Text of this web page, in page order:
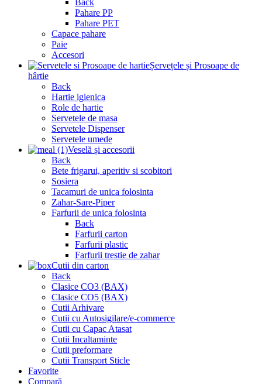
Back
Pahare PP
Pahare PET
Capace pahare
Paie
Accesori
Șervețele și Prosoape de
hârtie
Back
Hartie igienica
Role de hartie
Servetele de masa
Servetele Dispenser
Servetele umede
Veselă și accesorii
Back
Bete frigarui, aperitiv si scobitori
Sosiera
Tacamuri de unica folosinta
Zahar-Sare-Piper
Farfurii de unica folosinta
Back
Farfurii carton
Farfurii plastic
Farfurii trestie de zahar
Cutii din carton
Back
Clasice CO3 (BAX)
Clasice CO5 (BAX)
Cutii Arhivare
Cutii cu Autosigilare/e-commerce
Cutii cu Capac Atasat
Cutii Incaltaminte
Cutii preformare
Cutii Transport Sticle
Favorite
Compară